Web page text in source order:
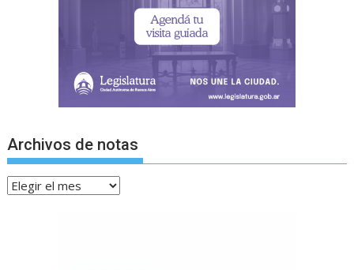
Archivos de notas
Archivos